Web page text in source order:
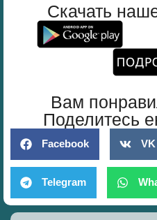
Скачать
Вам
Поделитесь
Facebook VK
Telegram